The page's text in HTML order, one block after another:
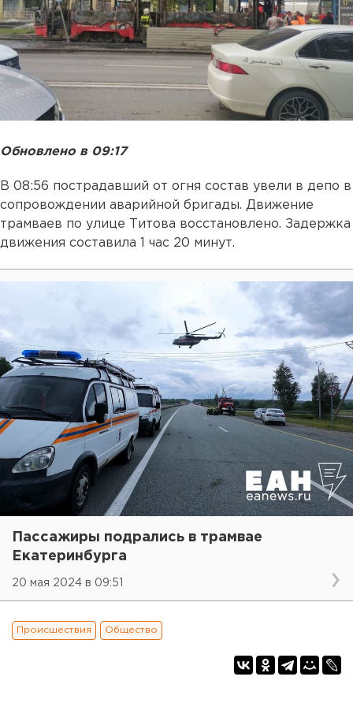
Обновлено в 09:17
В 08:56 пострадавший от огня состав увели в депо в
сопровождении аварийной бригады. Движение
трамваев по улице Титова восстановлено. Задержка
движения составила 1 час 20 минут.
Пассажиры подрались в трамвае
Екатеринбурга
20 мая 2024 в 09:51
Происшествия Общество